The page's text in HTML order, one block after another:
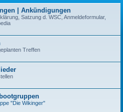
| Ankündigungen
Satzung d. WSC, Anmeldeformular,
Treffen
"Die Wikinger"